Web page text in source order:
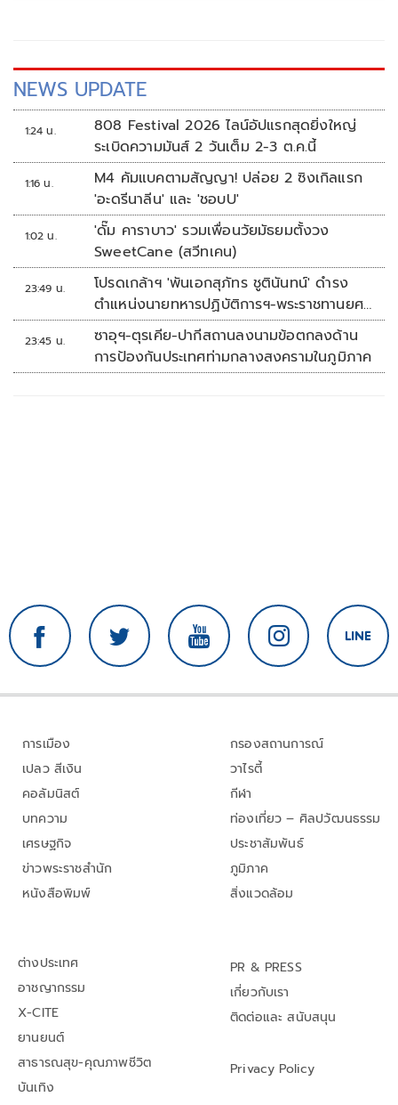
NEWS UPDATE
1:24 น.
808 Festival 2026 ไลน์อัปแรกสุดยิ่งใหญ่
ระเบิดความมันส์ 2 วันเต็ม 2-3 ต.ค.นี้
1:16 น.
M4 คัมแบคตามสัญญา! ปล่อย 2 ซิงเกิลแรก
'อะดรีนาลีน' และ 'ชอบU'
1:02 น.
'ดั๊ม คาราบาว' รวมเพื่อนวัยมัธยมตั้งวง
SweetCane (สวีทเคน)
23:49 น.
โปรดเกล้าฯ 'พันเอกสุภัทร ชูตินันทน์' ดำรง
ตำแหน่งนายทหารปฏิบัติการฯ-พระราชทานยศ
'พลตรี'
23:45 น.
ซาอุฯ-ตุรเคีย-ปากีสถานลงนามข้อตกลงด้าน
การป้องกันประเทศท่ามกลางสงครามในภูมิภาค
การเมือง
เปลว สีเงิน
คอลัมนิสต์
บทความ
เศรษฐกิจ
ข่าวพระราชสำนัก
หนังสือพิมพ์
กรองสถานการณ์
วาไรตี้
กีฬา
ท่องเที่ยว – ศิลปวัฒนธรรม
ประชาสัมพันธ์
ภูมิภาค
สิ่งแวดล้อม
ต่างประเทศ
อาชญากรรม
X-CITE
ยานยนต์
สาธารณสุข-คุณภาพชีวิต
บันเทิง
PR & PRESS
เกี่ยวกับเรา
ติดต่อและ สนับสนุน
Privacy Policy